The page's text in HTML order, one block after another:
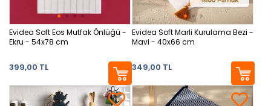
Evidea Soft Eos Mutfak Önlüğü -
Ekru - 54x78 cm
399,00 TL
Evidea Soft Marli Kurulama Bezi -
Mavi - 40x66 cm
349,00 TL